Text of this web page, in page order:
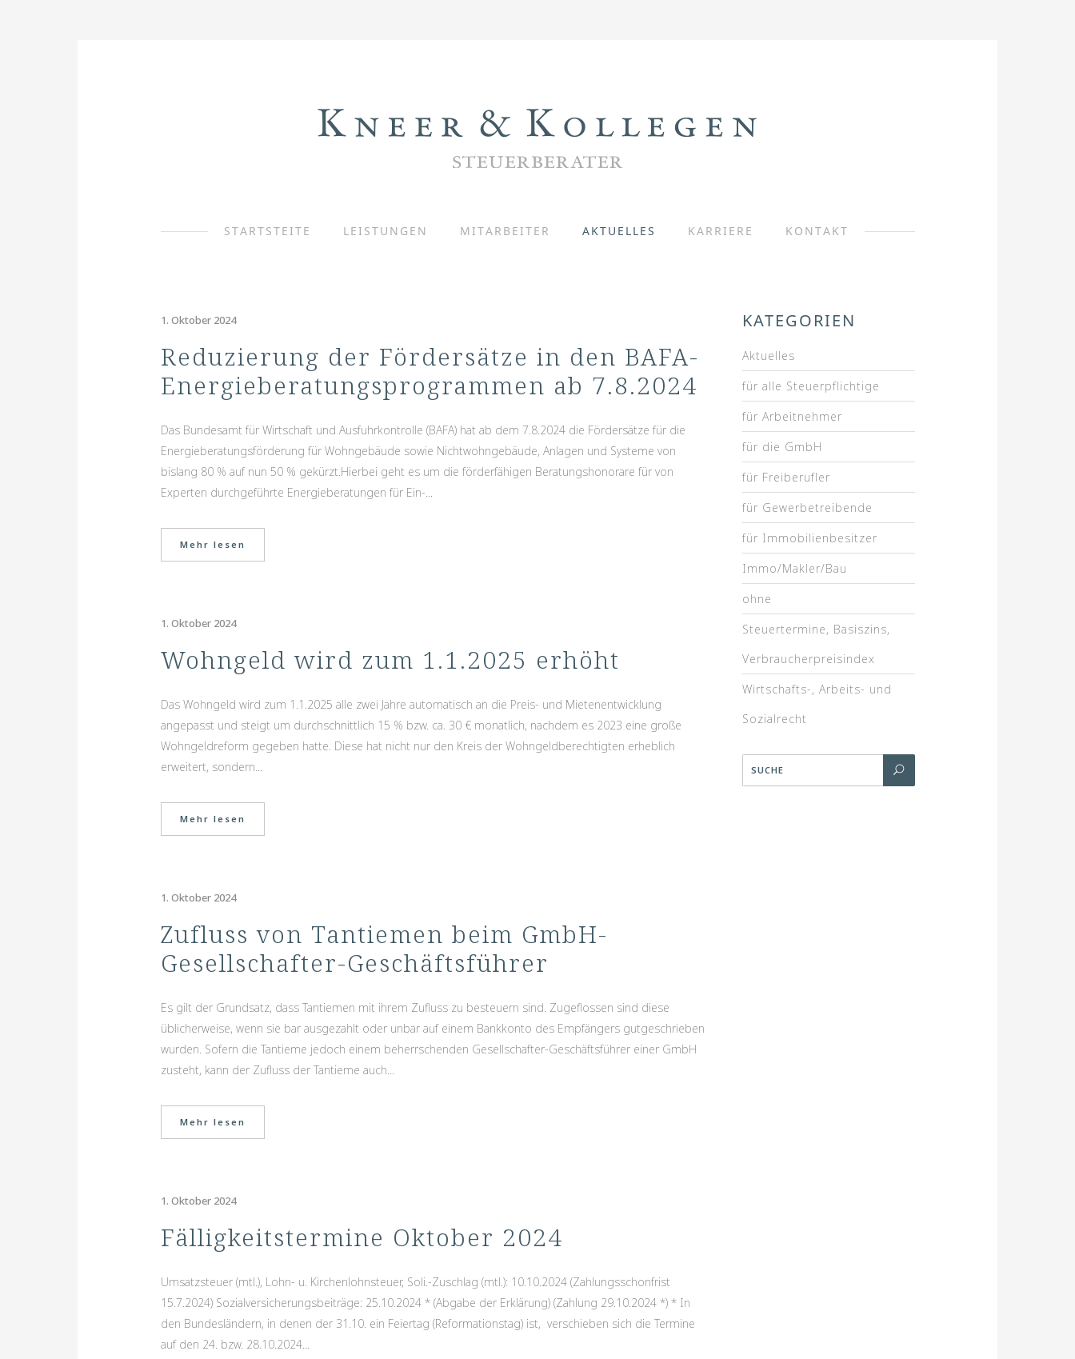
STARTSTEITE LEISTUNGEN MITARBEITER AKTUELLES KARRIERE KONTAKT
1. Oktober 2024
Reduzierung der Fördersätze in den BAFA-
Energieberatungsprogrammen ab 7.8.2024
Das Bundesamt für Wirtschaft und Ausfuhrkontrolle (BAFA) hat ab dem 7.8.2024 die Fördersätze für die
Energieberatungsförderung für Wohngebäude sowie Nichtwohngebäude, Anlagen und Systeme von
bislang 80 % auf nun 50 % gekürzt.Hierbei geht es um die förderfähigen Beratungshonorare für von
Experten durchgeführte Energieberatungen für Ein-...
Mehr lesen
1. Oktober 2024
Wohngeld wird zum 1.1.2025 erhöht
Das Wohngeld wird zum 1.1.2025 alle zwei Jahre automatisch an die Preis- und Mietenentwicklung
angepasst und steigt um durchschnittlich 15 % bzw. ca. 30 € monatlich, nachdem es 2023 eine große
Wohngeldreform gegeben hatte. Diese hat nicht nur den Kreis der Wohngeldberechtigten erheblich
erweitert, sondern...
Mehr lesen
1. Oktober 2024
Zufluss von Tantiemen beim GmbH-
Gesellschafter-Geschäftsführer
Es gilt der Grundsatz, dass Tantiemen mit ihrem Zufluss zu besteuern sind. Zugeflossen sind diese
üblicherweise, wenn sie bar ausgezahlt oder unbar auf einem Bankkonto des Empfängers gutgeschrieben
wurden. Sofern die Tantieme jedoch einem beherrschenden Gesellschafter-Geschäftsführer einer GmbH
zusteht, kann der Zufluss der Tantieme auch...
Mehr lesen
1. Oktober 2024
Fälligkeitstermine Oktober 2024
Umsatzsteuer (mtl.), Lohn- u. Kirchenlohnsteuer, Soli.-Zuschlag (mtl.): 10.10.2024 (Zahlungsschonfrist
15.7.2024) Sozialversicherungsbeiträge: 25.10.2024 * (Abgabe der Erklärung) (Zahlung 29.10.2024 *) * In
den Bundesländern, in denen der 31.10. ein Feiertag (Reformationstag) ist, verschieben sich die Termine
auf den 24. bzw. 28.10.2024...
KATEGORIEN
Aktuelles
für alle Steuerpflichtige
für Arbeitnehmer
für die GmbH
für Freiberufler
für Gewerbetreibende
für Immobilienbesitzer
Immo/Makler/Bau
ohne
Steuertermine, Basiszins,
Verbraucherpreisindex
Wirtschafts-, Arbeits- und
Sozialrecht